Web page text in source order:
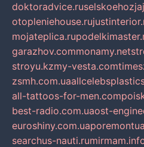
doktoradvice.ru
otopleniehouse.ru
mojateplica.ru
garazhov.commonamy.net
stroyu.kzmy-vesta.com
zsmh.com.ua
all-tattoos-for-men.com
best-radio.com.uaost-
euroshiny.com.ua
searchus-nauti.ru